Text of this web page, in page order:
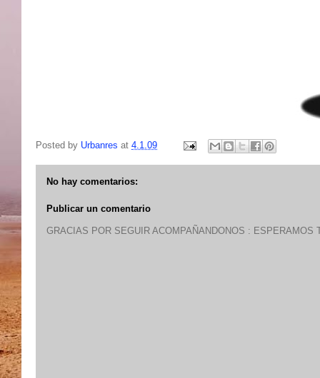
Posted by Urbanres at 4.1.09
No hay comentarios:
Publicar un comentario
GRACIAS POR SEGUIR ACOMPAÑANDONOS : ESPERAMOS